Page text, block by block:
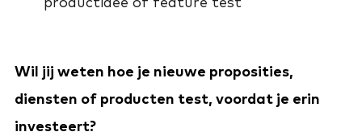
Wil jij weten hoe je nieuwe proposities,
diensten of producten test, voordat je erin
investeert?